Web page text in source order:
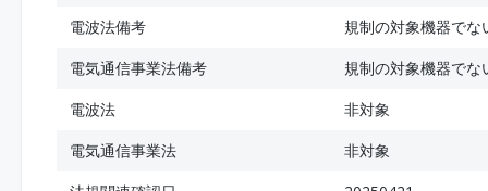
電波法備考
規制の対象機器でな
電気通信事業法備考
規制の対象機器でな
電波法
非対象
電気通信事業法
非対象